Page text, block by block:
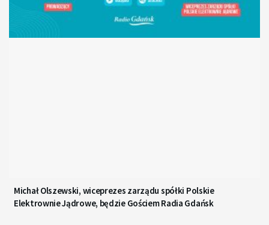
Michał Olszewski, wiceprezes zarządu spółki Polskie
Elektrownie Jądrowe, będzie Gościem Radia Gdańsk